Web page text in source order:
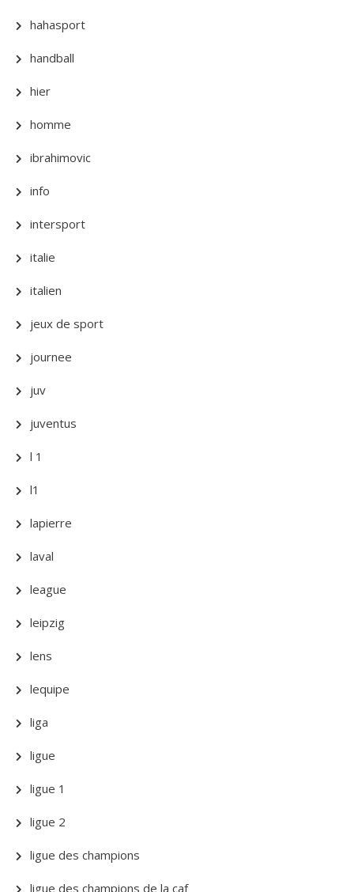
hahasport
handball
hier
homme
ibrahimovic
info
intersport
italie
italien
jeux de sport
journee
juv
juventus
l 1
l1
lapierre
laval
league
leipzig
lens
lequipe
liga
ligue
ligue 1
ligue 2
ligue des champions
ligue des champions de la caf